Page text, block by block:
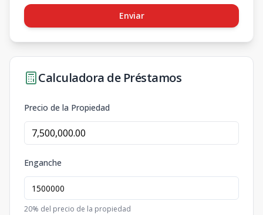
Enviar
Calculadora de Préstamos
Precio de la Propiedad
Enganche
20% del precio de la propiedad